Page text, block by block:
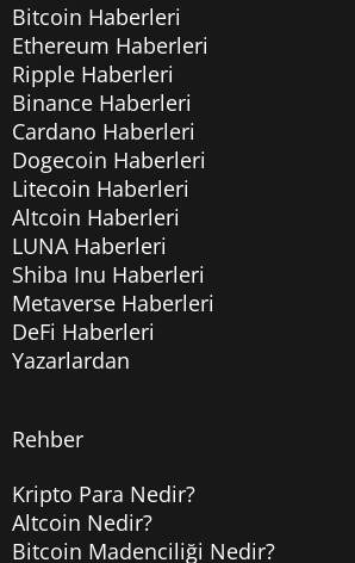
Bitcoin Haberleri
Ethereum Haberleri
Ripple Haberleri
Binance Haberleri
Cardano Haberleri
Dogecoin Haberleri
Litecoin Haberleri
Altcoin Haberleri
LUNA Haberleri
Shiba Inu Haberleri
Metaverse Haberleri
DeFi Haberleri
Yazarlardan
Rehber
Kripto Para Nedir?
Altcoin Nedir?
Bitcoin Madenciliği Nedir?